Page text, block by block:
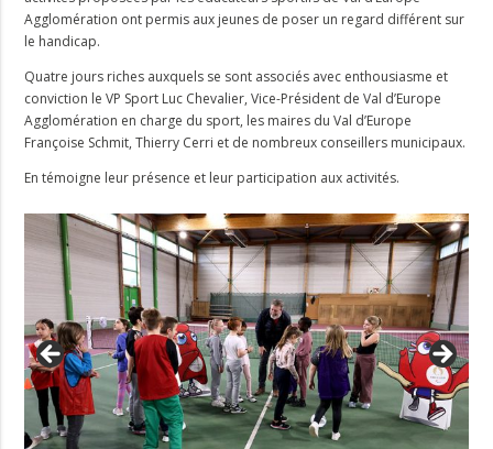
Agglomération ont permis aux jeunes de poser un regard différent sur
le handicap.
Quatre jours riches auxquels se sont associés avec enthousiasme et
conviction le VP Sport Luc Chevalier, Vice-Président de Val d’Europe
Agglomération en charge du sport, les maires du Val d’Europe
Françoise Schmit, Thierry Cerri et de nombreux conseillers municipaux.
En témoigne leur présence et leur participation aux activités.